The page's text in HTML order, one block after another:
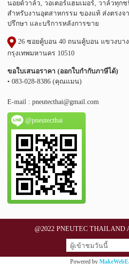
นอยด์วาล์ว, วอเตอร์แฮมเมอร์, วาล์วทุก
สำหรับงานอุตสาหกรรม ของแท้ ส่งตรงจ
ปรึกษา และบริการหลังการขาย
26 ซอยคู้บอน 40 ถนนคู้บอน แขวงบา
กรุงเทพมหานคร 10510
ขอใบเสนอราคา (ออกใบกำกับภาษีได้)
• 083-028-8386 (คุณแมน)
E-mail : pneutecthai@gmail.com
@pneutecthai
@2022 PNEUTEC THAILAND
ผู้เข้าชมวันนี้
Powered by